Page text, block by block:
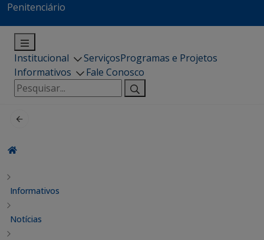
Penitenciário
Institucional ServiçosProgramas e Projetos
Informativos
Fale Conosco
Pesquisar
por:
Informativos
Notícias